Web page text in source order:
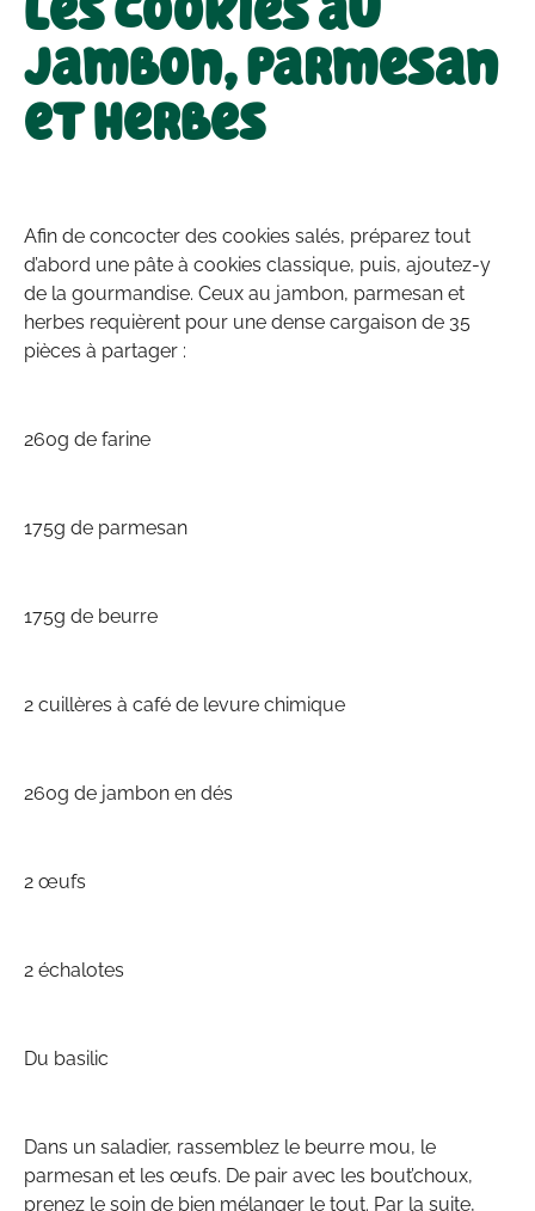
Les cookies au
jambon, parmesan
et herbes
Afin de concocter des cookies salés, préparez tout
d’abord une pâte à cookies classique, puis, ajoutez-y
de la gourmandise. Ceux au jambon, parmesan et
herbes requièrent pour une dense cargaison de 35
pièces à partager :
260g de farine
175g de parmesan
175g de beurre
2 cuillères à café de levure chimique
260g de jambon en dés
2 œufs
2 échalotes
Du basilic
Dans un saladier, rassemblez le beurre mou, le
parmesan et les œufs. De pair avec les bout’choux,
prenez le soin de bien mélanger le tout. Par la suite,